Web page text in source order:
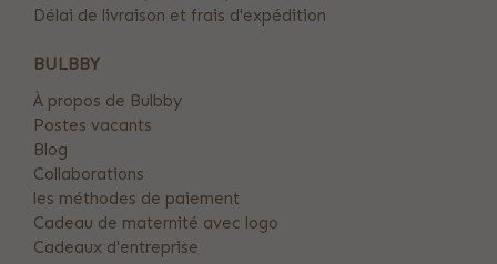
Délai de livraison et frais d'expédition
BULBBY
À propos de Bulbby
Postes vacants
Blog
Collaborations
les méthodes de paiement
Cadeau de maternité avec logo
Cadeaux d'entreprise